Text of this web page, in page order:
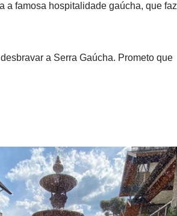
a famosa hospitalidade gaúcha, que faz
a Serra Gaúcha. Prometo que